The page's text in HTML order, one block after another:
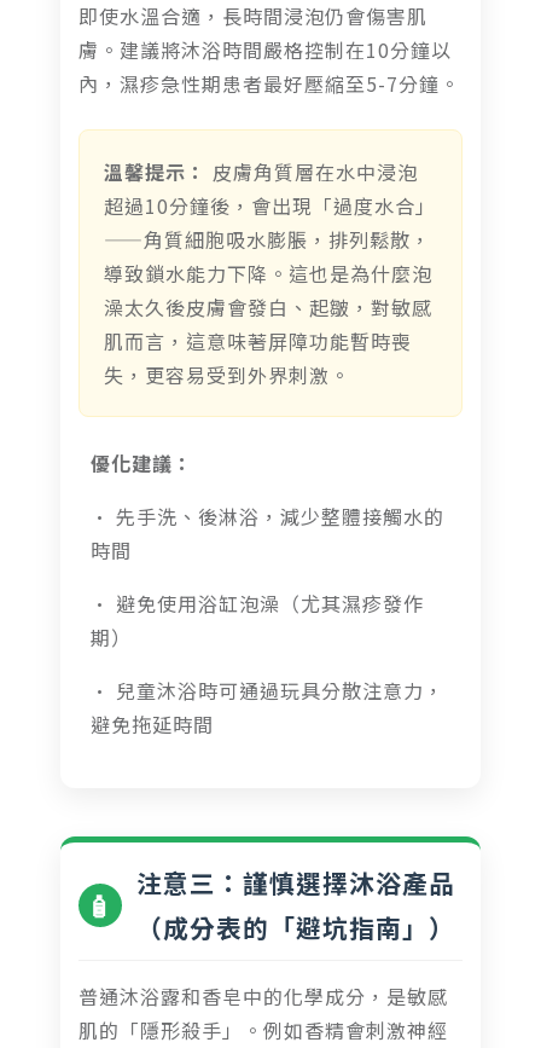
即使水溫合適，長時間浸泡仍會傷害肌
膚。建議將沐浴時間嚴格控制在10分鐘以
內，濕疹急性期患者最好壓縮至5-7分鐘。
溫馨提示： 皮膚角質層在水中浸泡
超過10分鐘後，會出現「過度水合」
——角質細胞吸水膨脹，排列鬆散，
導致鎖水能力下降。這也是為什麼泡
澡太久後皮膚會發白、起皺，對敏感
肌而言，這意味著屏障功能暫時喪
失，更容易受到外界刺激。
優化建議：
• 先手洗、後淋浴，減少整體接觸水的
時間
• 避免使用浴缸泡澡（尤其濕疹發作
期）
• 兒童沐浴時可通過玩具分散注意力，
避免拖延時間
🧴
注意三：謹慎選擇沐浴產品
（成分表的「避坑指南」）
普通沐浴露和香皂中的化學成分，是敏感
肌的「隱形殺手」。例如香精會刺激神經